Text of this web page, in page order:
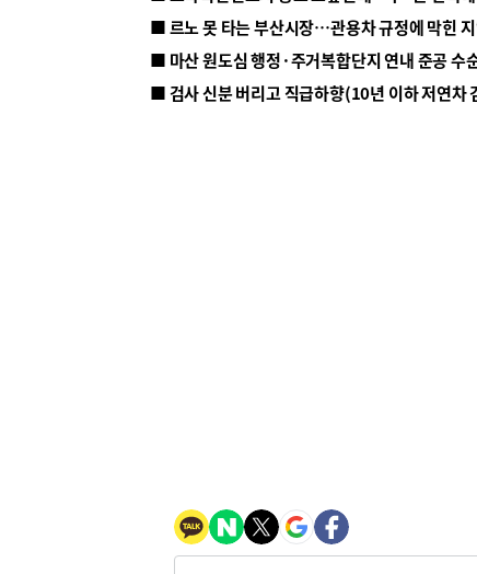
■ 르노 못 타는 부산시장…관용차 규정에 막힌
■ 마산 원도심 행정·주거복합단지 연내 준공 수